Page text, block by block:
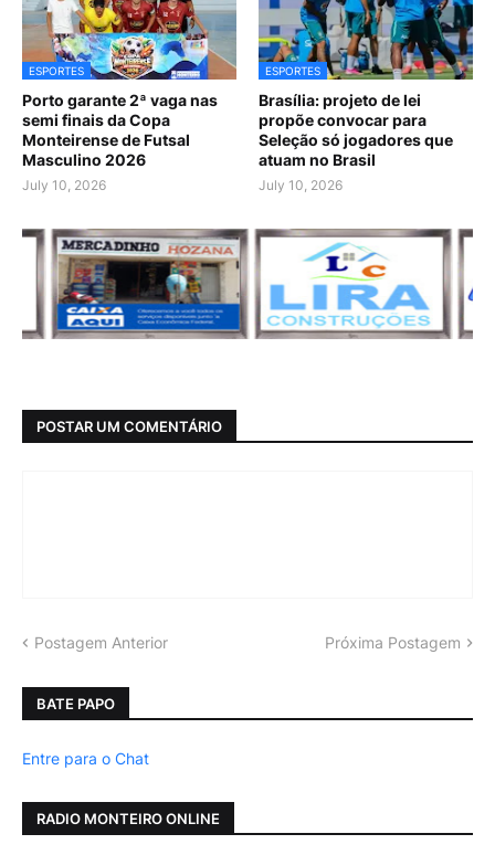
ESPORTES
Porto garante 2ª vaga nas
semi finais da Copa
Monteirense de Futsal
Masculino 2026
July 10, 2026
ESPORTES
Brasília: projeto de lei
propõe convocar para
Seleção só jogadores que
atuam no Brasil
July 10, 2026
POSTAR UM COMENTÁRIO
Postagem Anterior Próxima Postagem
BATE PAPO
Entre para o Chat
RADIO MONTEIRO ONLINE